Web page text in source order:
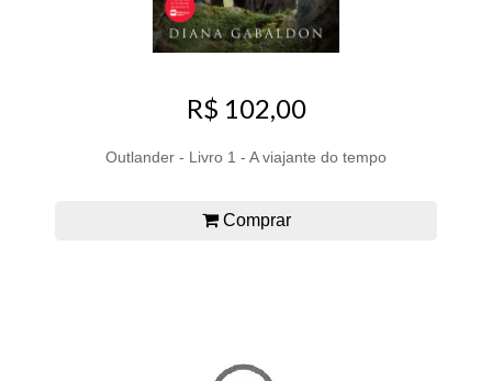
R$ 102,00
Outlander - Livro 1 - A viajante do tempo
Comprar